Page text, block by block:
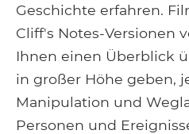
Geschichte erfahren.
Cliff's Notes-Versionen
Ihnen einen Überblick
in großer Höhe geben,
Manipulation und
Personen und